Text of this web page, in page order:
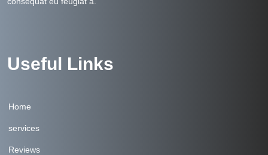
Useful Links
Home
services
Reviews